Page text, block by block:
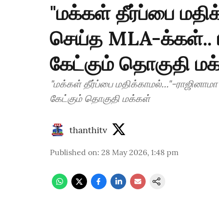
"மக்கள் தீர்ப்பை
செய்த MLA-க்கள்..
கேட்கும் தொகுதி
"மக்கள் தீர்ப்பை மதிக்காமல்..."-
கேட்கும் தொகுதி மக்கள்
thanthitv
Published on: 28 May 2026, 1:48 pm